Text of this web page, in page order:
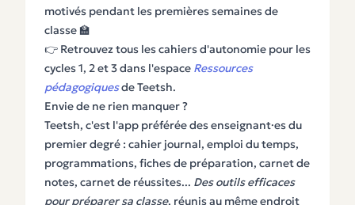
motivés pendant les premières semaines de
classe 🏫
👉 Retrouvez tous les cahiers d'autonomie pour les
cycles 1, 2 et 3 dans l'espace Ressources
pédagogiquesde Teetsh.
Envie de ne rien manquer ?
Teetsh, c'est l'app préférée des enseignant·es du
premier degré : cahier journal, emploi du temps,
programmations, fiches de préparation, carnet de
notes, carnet de réussites... Des outils efficaces
pour préparer sa classe, réunis au même endroit